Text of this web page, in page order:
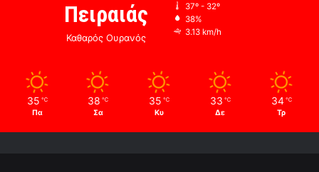
Πειραιάς
Καθαρός Ουρανός
37º - 32º
38%
3.13 km/h
35 ℃
Πα
38 ℃
Σα
35 ℃
Κυ
33 ℃
Δε
34 ℃
Τρ